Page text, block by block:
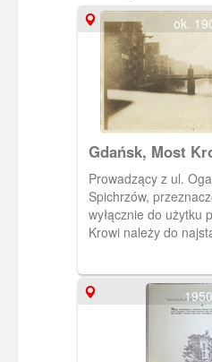
ok.
Gdańsk, Most
Prowadzący z ul.
Spichrzów,
wyłącznie do użytku
Krowi należy do
jako tzw. Kładkę
głównie do
należącego do
1950